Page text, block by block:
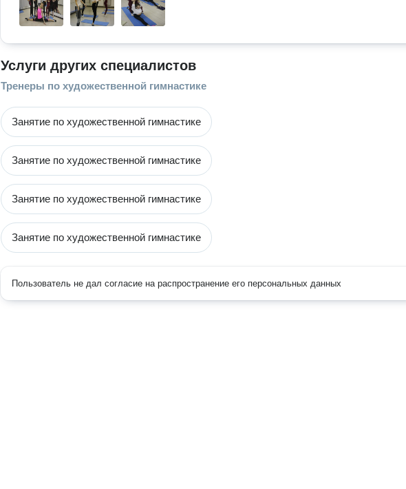
Услуги других специалистов
Тренеры по художественной гимнастике
Занятие по художественной гимнастике
Занятие по художественной гимнастике
Занятие по художественной гимнастике
Занятие по художественной гимнастике
Пользователь не дал согласие на распространение его персональных данных